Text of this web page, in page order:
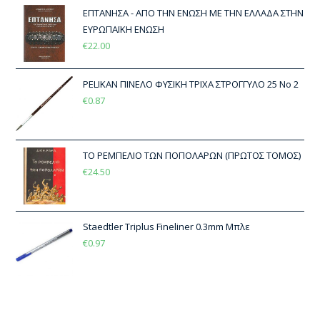
ΕΠΤΑΝΗΣΑ - ΑΠΟ ΤΗΝ ΕΝΩΣΗ ΜΕ ΤΗΝ ΕΛΛΑΔΑ ΣΤΗΝ
ΕΥΡΩΠΑΪΚΗ ΕΝΩΣΗ
€22.00
PELIKAN ΠΙΝΕΛΟ ΦΥΣΙΚΗ ΤΡΙΧΑ ΣΤΡΟΓΓΥΛΟ 25 Νο 2
€0.87
ΤΟ ΡΕΜΠΕΛΙΟ ΤΩΝ ΠΟΠΟΛΑΡΩΝ (ΠΡΩΤΟΣ ΤΟΜΟΣ)
€24.50
Staedtler Triplus Fineliner 0.3mm Μπλε
€0.97